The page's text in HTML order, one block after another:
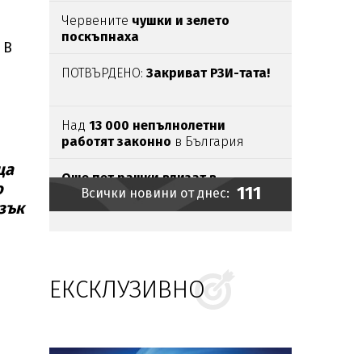
В
Червените чушки и зелето
поскъпнаха
ПОТВЪРДЕНО: Закриват РЗИ-тата!
Над 13 000 непълнолетни
работят законно в България
Oще пет рашки влизат в
санкциите на ЕС
Главчев се одитира... сам
Всички новини от днес: 111
ЕКСКЛУЗИВНО